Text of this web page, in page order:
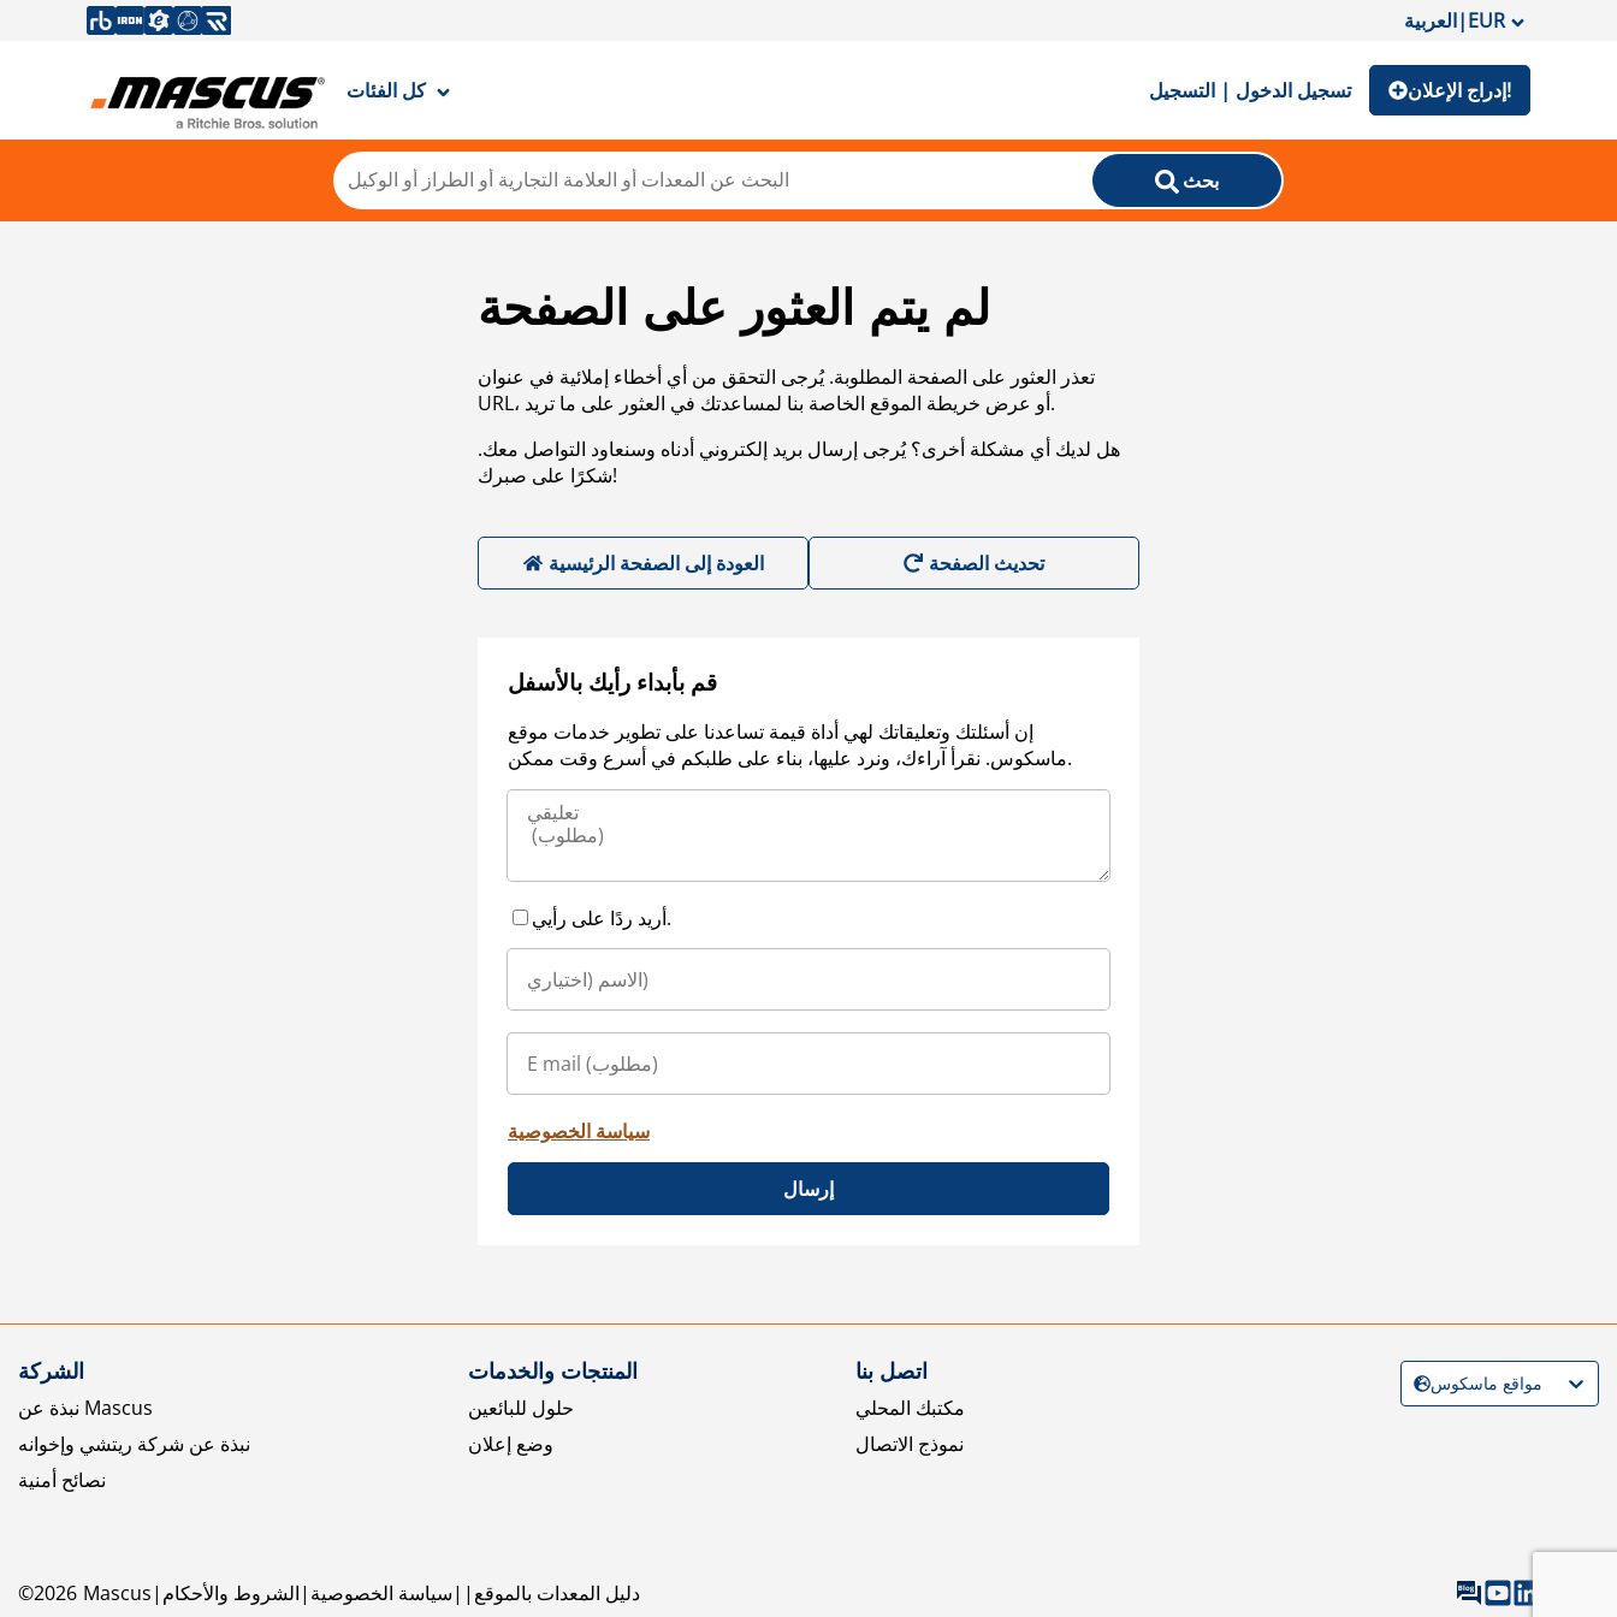
العربية|EUR
كل الفئات تسجيل الدخول | التسجيل إدراج الإعلان!
بحث
لم يتم العثور على الصفحة
تعذر العثور على الصفحة المطلوبة. يُرجى التحقق من أي أخطاء إملائية في عنوان
URL، أو عرض خريطة الموقع الخاصة بنا لمساعدتك في العثور على ما تريد.
هل لديك أي مشكلة أخرى؟ يُرجى إرسال بريد إلكتروني أدناه وسنعاود التواصل معك.
شكرًا على صبرك!
العودة إلى الصفحة الرئيسية
قم بأبداء رأيك بالأسفل
إن أسئلتك وتعليقاتك لهي أداة قيمة تساعدنا على تطوير خدمات موقع
ماسكوس. نقرأ آراءك، ونرد عليها، بناء على طلبكم في أسرع وقت ممكن.
أريد ردًا على رأيي.
سياسة الخصوصية
إرسال
الشركة
نبذة عن Mascus
نبذة عن شركة ريتشي وإخوانه
نصائح أمنية
المنتجات والخدمات
حلول للبائعين
وضع إعلان
اتصل بنا
مكتبك المحلي
نموذج الاتصال
©2026 Mascus الشروط والأحكام سياسة الخصوصية دليل المعدات بالموقع
مواقع ماسكوس